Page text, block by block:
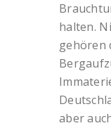
halten.
gehören
aber